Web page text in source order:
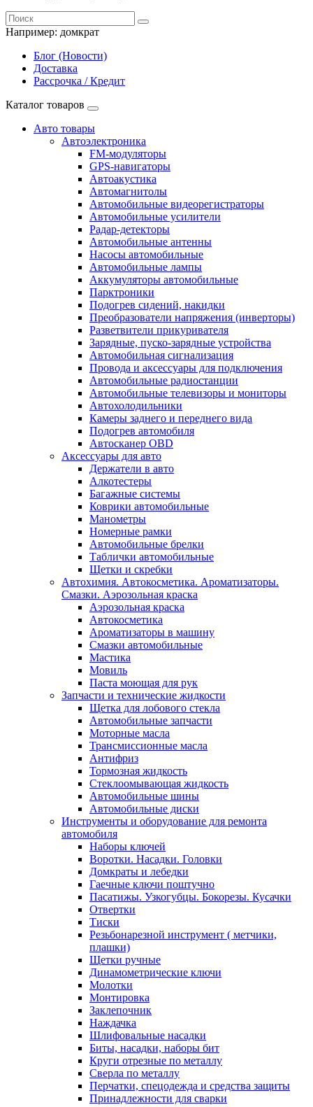
Например: домкрат
Блог (Новости)
Доставка
Рассрочка / Кредит
Каталог товаров
Авто товары
Автоэлектроника
FM-модуляторы
GPS-навигаторы
Автоакустика
Автомагнитолы
Автомобильные видеорегистраторы
Автомобильные усилители
Радар-детекторы
Автомобильные антенны
Насосы автомобильные
Автомобильные лампы
Аккумуляторы автомобильные
Парктроники
Подогрев сидений, накидки
Преобразователи напряжения (инверторы)
Разветвители прикуривателя
Зарядные, пуско-зарядные устройства
Автомобильная сигнализация
Провода и аксессуары для подключения
Автомобильные радиостанции
Автомобильные телевизоры и мониторы
Автохолодильники
Камеры заднего и переднего вида
Подогрев автомобиля
Автосканер OBD
Аксессуары для авто
Держатели в авто
Алкотестеры
Багажные системы
Коврики автомобильные
Манометры
Номерные рамки
Автомобильные брелки
Таблички автомобильные
Щетки и скребки
Автохимия. Автокосметика. Ароматизаторы.
Смазки. Аэрозольная краска
Аэрозольная краска
Автокосметика
Ароматизаторы в машину
Смазки автомобильные
Мастика
Мовиль
Паста моющая для рук
Запчасти и технические жидкости
Щетка для лобового стекла
Автомобильные запчасти
Моторные масла
Трансмиссионные масла
Антифриз
Тормозная жидкость
Стеклоомывающая жидкость
Автомобильные шины
Автомобильные диски
Инструменты и оборудование для ремонта
автомобиля
Наборы ключей
Воротки. Насадки. Головки
Домкраты и лебедки
Гаечные ключи поштучно
Пасатижы. Узкогубцы. Бокорезы. Кусачки
Отвертки
Тиски
Резьбонарезной инструмент ( метчики,
плашки)
Щетки ручные
Динамометрические ключи
Молотки
Монтировка
Заклепочник
Наждачка
Шлифовальные насадки
Биты, насадки, наборы бит
Круги отрезные по металлу
Сверла по металлу
Перчатки, спецодежда и средства защиты
Принадлежности для сварки